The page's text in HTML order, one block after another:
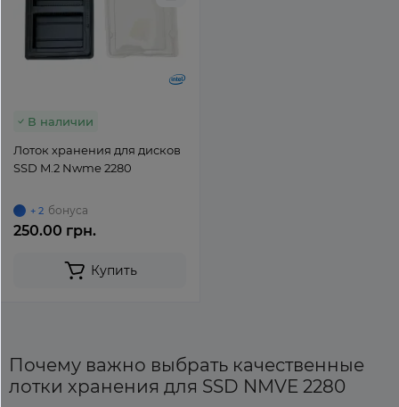
В наличии
Лоток хранения для дисков
SSD M.2 Nwme 2280
+ 2 бонуса
250.00 грн.
Купить
Почему важно выбрать качественные
лотки хранения для SSD NMVE 2280